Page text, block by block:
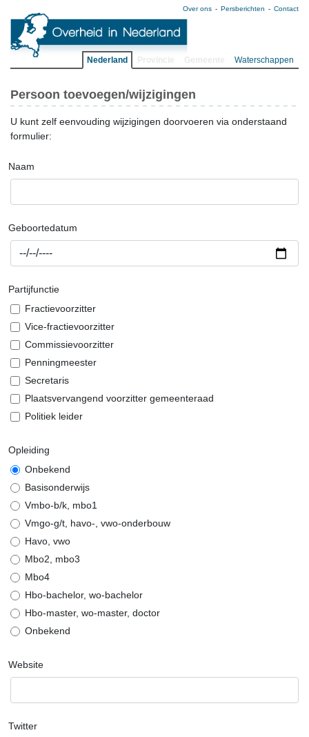
Over ons Persberichten Contact
Nederland Waterschappen
Persoon toevoegen/wijzigingen
U kunt zelf eenvouding wijzigingen doorvoeren via onderstaand
formulier:
Naam
Geboortedatum
Partijfunctie
Fractievoorzitter
Vice-fractievoorzitter
Commissievoorzitter
Penningmeester
Secretaris
Plaatsvervangend voorzitter gemeenteraad
Politiek leider
Opleiding
Onbekend
Basisonderwijs
Vmbo-b/k, mbo1
Vmgo-g/t, havo-, vwo-onderbouw
Havo, vwo
Mbo2, mbo3
Mbo4
Hbo-bachelor, wo-bachelor
Hbo-master, wo-master, doctor
Onbekend
Website
Twitter